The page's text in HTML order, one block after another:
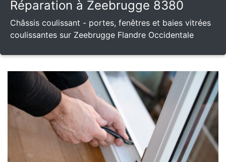
Réparation à Zeebrugge 8380
Châssis coulissant - portes, fenêtres et baies vitrées
coulissantes sur Zeebrugge Flandre Occidentale